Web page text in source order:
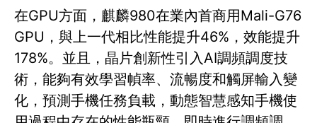
在GPU方面，麒麟980在業內首商用Mali-G76
GPU，與上一代相比性能提升46%，效能提升
178%。並且，晶片創新性引入AI調頻調度技
術，能夠有效學習幀率、流暢度和觸屏輸入變
化，預測手機任務負載，動態智慧感知手機使